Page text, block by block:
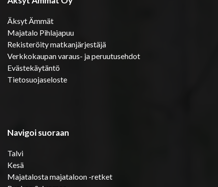
Äksyt Ämmät
Majatalo Pihlajapuu
Rekisteröity matkanjärjestäjä
Verkkokaupan varaus- ja peruutusehdot
Evästekäytäntö
Tietosuojaseloste
Navigoi suoraan
Talvi
Kesä
Majatalosta majataloon -retket